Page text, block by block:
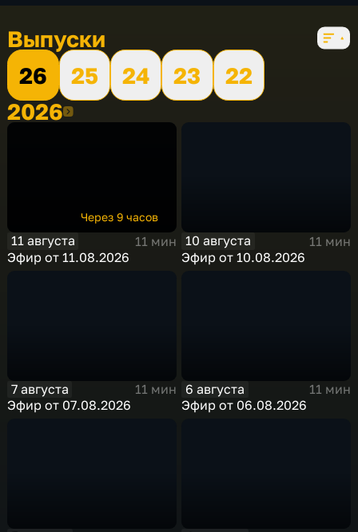
Выпуски
26
25 24 23
22
20262026
Через 9 часов
11 августа
11 мин
Эфир от 11.08.2026
10 августа
11 мин
Эфир от 10.08.2026
7 августа
11 мин
Эфир от 07.08.2026
6 августа
11 мин
Эфир от 06.08.2026